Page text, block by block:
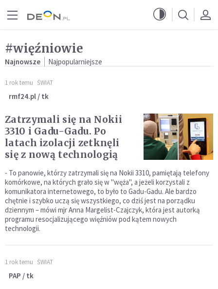
#więźniowie
Najnowsze Najpopularniejsze
1 rok temu ŚWIAT
rmf24.pl / tk
Zatrzymali się na Nokii
3310 i Gadu-Gadu. Po
latach izolacji zetknęli
się z nową technologią
- To panowie, którzy zatrzymali się na Nokii 3310, pamiętają telefony
komórkowe, na których grało się w "węża", a jeżeli korzystali z
komunikatora internetowego, to było to Gadu-Gadu. Ale bardzo
chętnie i szybko uczą się wszystkiego, co dziś jest na porządku
dziennym – mówi mjr Anna Margelist-Czajczyk, która jest autorką
programu resocjalizującego więźniów pod kątem nowych
technologii.
1 rok temu ŚWIAT
PAP / tk